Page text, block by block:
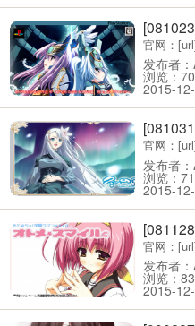
官网：
发布者
浏览：
2015-
官网：
发布者
浏览：
2015-
官网：
发布者
浏览：
2015-